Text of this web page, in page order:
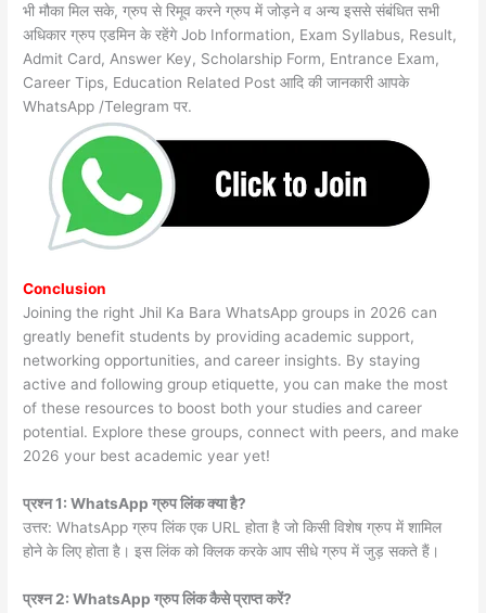
भी मौका मिल सके, ग्रुप से रिमूव करने ग्रुप में जोड़ने व अन्य इससे संबंधित सभी
अधिकार ग्रुप एडमिन के रहेंगे Job Information, Exam Syllabus, Result,
Admit Card, Answer Key, Scholarship Form, Entrance Exam,
Career Tips, Education Related Post आदि की जानकारी आपके
WhatsApp /Telegram पर.
Conclusion
Joining the right Jhil Ka Bara WhatsApp groups in 2026 can
greatly benefit students by providing academic support,
networking opportunities, and career insights. By staying
active and following group etiquette, you can make the most
of these resources to boost both your studies and career
potential. Explore these groups, connect with peers, and make
2026 your best academic year yet!
प्रश्न 1: WhatsApp ग्रुप लिंक क्या है?
उत्तर: WhatsApp ग्रुप लिंक एक URL होता है जो किसी विशेष ग्रुप में शामिल
होने के लिए होता है। इस लिंक को क्लिक करके आप सीधे ग्रुप में जुड़ सकते हैं।
प्रश्न 2: WhatsApp ग्रुप लिंक कैसे प्राप्त करें?